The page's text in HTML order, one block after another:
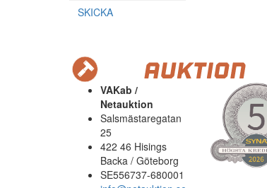
SKICKA
VAKab /
Netauktion
Salsmästaregatan
25
422 46 Hisings
Backa / Göteborg
SE556737-680001